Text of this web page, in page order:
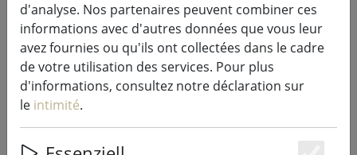
Zone Denmark Plateau de service
carré noir/beige
32% DISCOUNT
d'analyse. Nos partenaires peuvent combiner ces
informations avec d'autres données que vous leur
avez fournies ou qu'ils ont collectées dans le cadre
de votre utilisation des services. Pour plus
d'informations, consultez notre déclaration sur
le intimité.